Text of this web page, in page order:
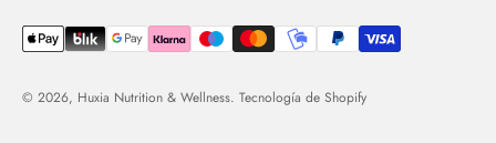
© 2026, Huxia Nutrition & Wellness. Tecnología de Shopify